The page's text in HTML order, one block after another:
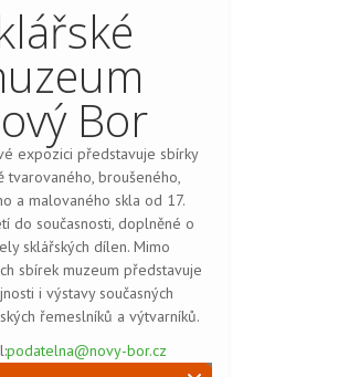
Bor
expozici představuje sbírky
tvarovaného, broušeného,
a malovaného skla od 17.
do současnosti, doplněné o
sklářských dílen. Mimo
sbírek muzeum představuje
i výstavy současných
řemeslníků a výtvarníků.
podatelna@novy-bor.cz